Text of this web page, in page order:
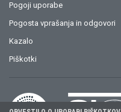
Pogoji uporabe
Pogosta vprašanja in odgovori
Kazalo
Piškotki